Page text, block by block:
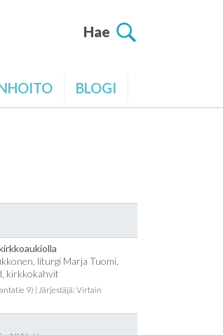
Hae
BLOGI
liturgi Marja Tuomi,
kirkkokahvit
9) | Järjestäjä: Virtain